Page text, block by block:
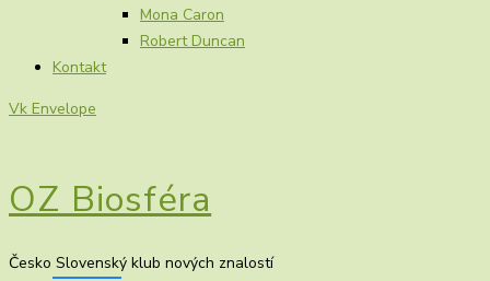
Mona Caron
Robert Duncan
Kontakt
Vk Envelope
OZ Biosféra
Česko Slovenský klub nových znalostí